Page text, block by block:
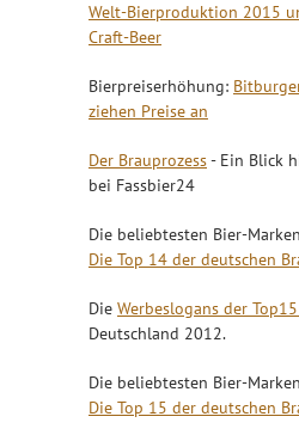
Welt-Bierproduktion 2015
Craft-Beer
Bierpreiserhöhung:
ziehen Preise an
Der Brauprozess- Ein Blick
bei Fassbier24
Die beliebtesten Bier-
Die Top 14 der deutschen
Die Werbeslogans der
Deutschland 2012.
Die beliebtesten Bier-
Die Top 15 der deutschen